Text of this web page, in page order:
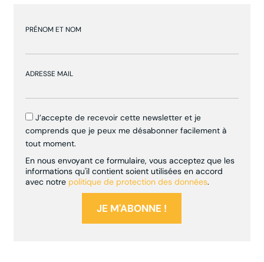
PRÉNOM ET NOM
ADRESSE MAIL
J’accepte de recevoir cette newsletter et je
comprends que je peux me désabonner facilement à
tout moment.
En nous envoyant ce formulaire, vous acceptez que les
informations qu'il contient soient utilisées en accord
avec notre politique de protection des données.